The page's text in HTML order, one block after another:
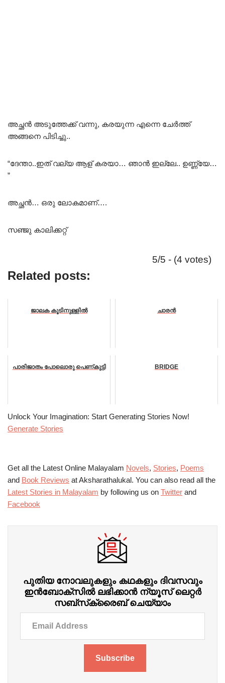
അച്ഛൻ അടുത്തേക്ക് വന്നു, കരയുന്ന എന്നെ ചേർത്ത്
അങ്ങനെ പിടിച്ചു..
“ദേന്താ..ഇത് വല്യ ആള് കരയാ… ഞാൻ ഇല്ലേ.. ഉണ്ണ്യേ…
”
അച്ഛൻ… ഒരു ലോകമാണ്….
സഞ്ജു കാലിക്കറ്റ്
5/5 - (4 votes)
Related posts:
ജാലക കൂടിനുള്ളിൽ ചാരൻ
പാരിജാതം പോലൊരു പെണ്കുട്ടി BRIDGE
Unlock Your Imagination: Start Generating Stories Now!
Generate Stories
Get all the Latest Online Malayalam Novels, Stories, Poems
and Book Reviews at Aksharathalukal. You can also read all the
Latest Stories in Malayalam by following us on Twitter and
Facebook
പുതിയ നോവലുകളും കഥകളും ദിവസവും
ഇന്‍ബോക്‌സില്‍ ലഭിക്കാന്‍ ന്യൂസ് ലെറ്റർ
സബ്‌സ്‌ക്രൈബ് ചെയ്യാം
Subscribe